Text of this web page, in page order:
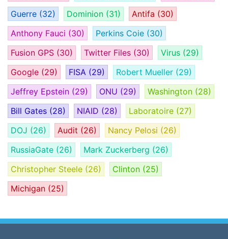
Guerre (32) Dominion (31) Antifa (30)
Anthony Fauci (30) Perkins Coie (30)
Fusion GPS (30) Twitter Files (30) Virus (29)
Google (29) FISA (29) Robert Mueller (29)
Jeffrey Epstein (29) ONU (29) Washington (28)
Bill Gates (28) NIAID (28) Laboratoire (27)
DOJ (26) Audit (26) Nancy Pelosi (26)
RussiaGate (26) Mark Zuckerberg (26)
Christopher Steele (26) Clinton (25)
Michigan (25)